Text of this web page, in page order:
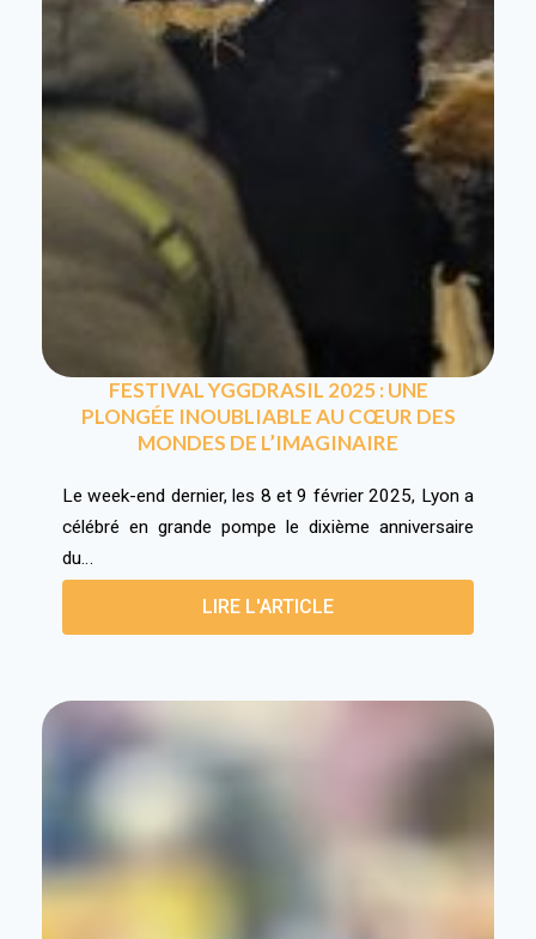
FESTIVAL YGGDRASIL 2025 : UNE
PLONGÉE INOUBLIABLE AU CŒUR DES
MONDES DE L’IMAGINAIRE
Le week-end dernier, les 8 et 9 février 2025, Lyon a
célébré en grande pompe le dixième anniversaire
du…
LIRE L'ARTICLE